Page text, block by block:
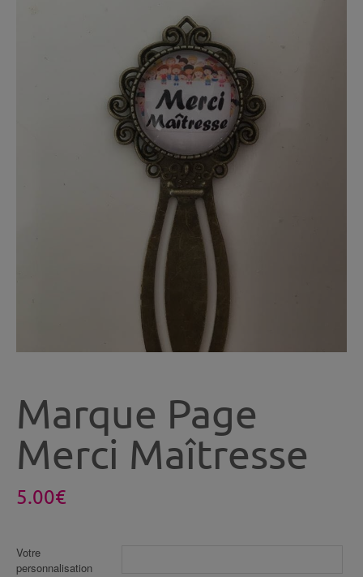
Marque Page
Merci Maîtresse
5.00€
Votre
personnalisation